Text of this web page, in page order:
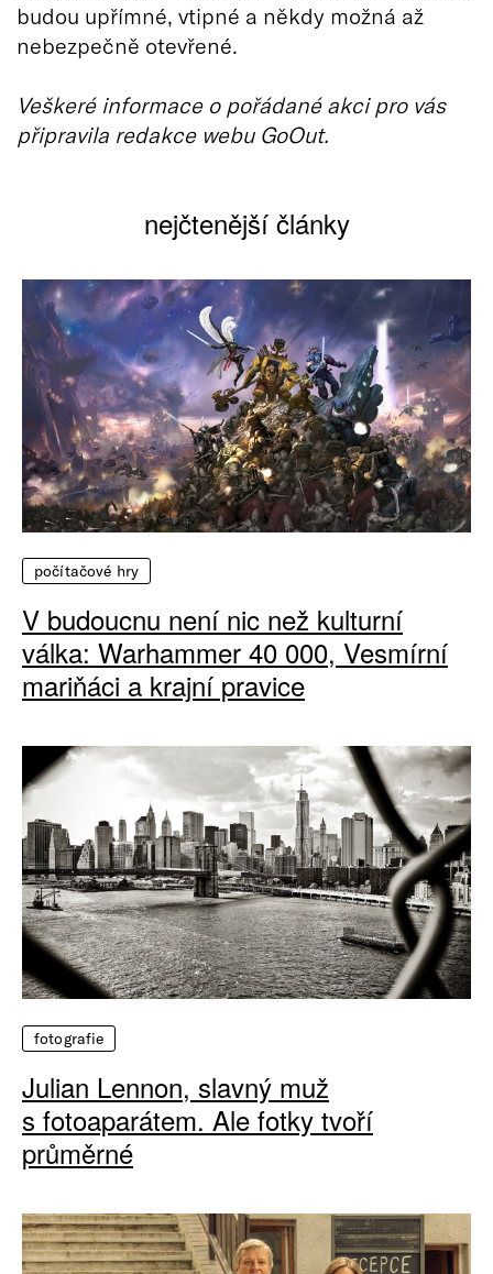
budou upřímné, vtipné a někdy možná až
nebezpečně otevřené.
Veškeré informace o pořádané akci pro vás
připravila redakce webu GoOut.
nejčtenější články
počítačové hry
V budoucnu není nic než kulturní
válka: Warhammer 40 000, Vesmírní
mariňáci a krajní pravice
fotografie
Julian Lennon, slavný muž
s fotoaparátem. Ale fotky tvoří
průměrné